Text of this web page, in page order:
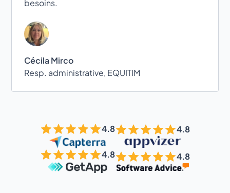
besoins.
Cécila Mirco
Resp. administrative, EQUITIM
4.8 4.8
4.8 4.8